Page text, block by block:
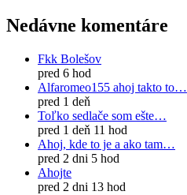
Nedávne komentáre
Fkk Bolešov
pred 6 hod
Alfaromeo155 ahoj takto to…
pred 1 deň
Toľko sedlače som ešte…
pred 1 deň 11 hod
Ahoj, kde to je a ako tam…
pred 2 dni 5 hod
Ahojte
pred 2 dni 13 hod